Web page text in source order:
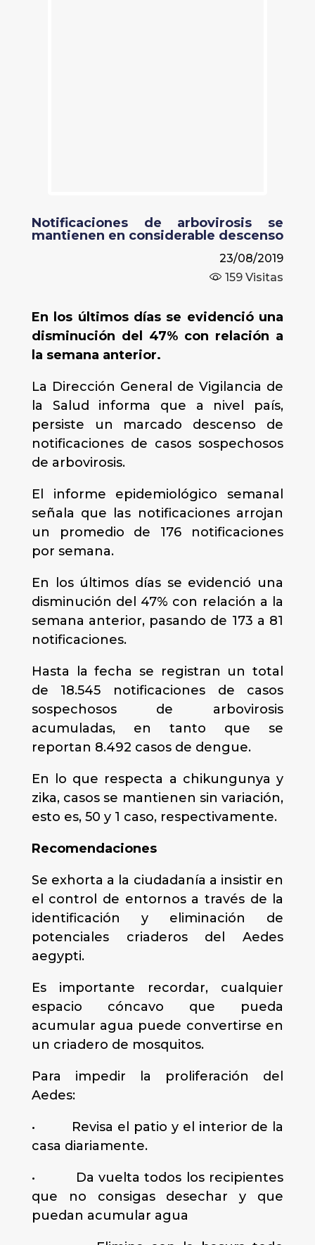
Notificaciones de arbovirosis se
mantienen en considerable descenso
23/08/2019
159 Visitas
En los últimos días se evidenció una
disminución del 47% con relación a
la semana anterior.
La Dirección General de Vigilancia de
la Salud informa que a nivel país,
persiste un marcado descenso de
notificaciones de casos sospechosos
de arbovirosis.
El informe epidemiológico semanal
señala que las notificaciones arrojan
un promedio de 176 notificaciones
por semana.
En los últimos días se evidenció una
disminución del 47% con relación a la
semana anterior, pasando de 173 a 81
notificaciones.
Hasta la fecha se registran un total
de 18.545 notificaciones de casos
sospechosos de arbovirosis
acumuladas, en tanto que se
reportan 8.492 casos de dengue.
En lo que respecta a chikungunya y
zika, casos se mantienen sin variación,
esto es, 50 y 1 caso, respectivamente.
Recomendaciones
Se exhorta a la ciudadanía a insistir en
el control de entornos a través de la
identificación y eliminación de
potenciales criaderos del Aedes
aegypti.
Es importante recordar, cualquier
espacio cóncavo que pueda
acumular agua puede convertirse en
un criadero de mosquitos.
Para impedir la proliferación del
Aedes:
• Revisa el patio y el interior de la
casa diariamente.
• Da vuelta todos los recipientes
que no consigas desechar y que
puedan acumular agua